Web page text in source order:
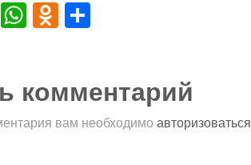
Mail.Ru
WhatsApp
Odnoklassniki
комментарий
вам необходимо авторизоваться